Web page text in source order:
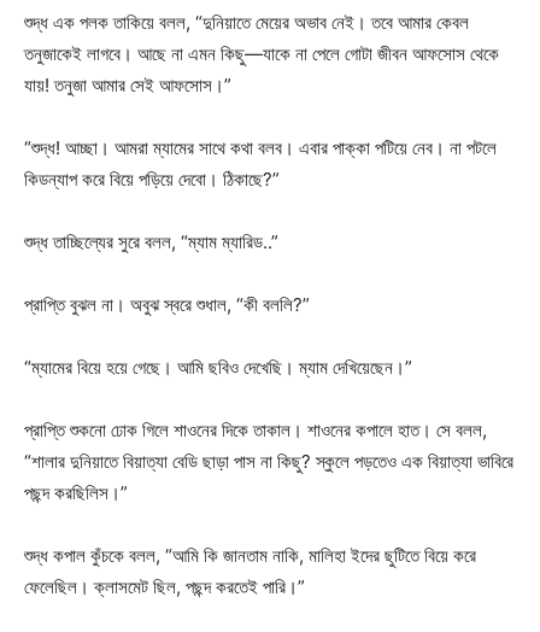
শুদ্ধ এক পলক তাকিয়ে বলল, “দুনিয়াতে মেয়ের অভাব নেই। তবে আমার কেবল
তনুজাকেই লাগবে। আছে না এমন কিছু—যাকে না পেলে গোটা জীবন আফসোস থেকে
যায়! তনুজা আমার সেই আফসোস।”
“শুদ্ধ! আচ্ছা। আমরা ম্যামের সাথে কথা বলব। এবার পাক্কা পটিয়ে নেব। না পটলে
কিডন্যাপ করে বিয়ে পড়িয়ে দেবো। ঠিকাছে?”
শুদ্ধ তাচ্ছিল্যের সুরে বলল, “ম্যাম ম্যারিড..”
প্রাপ্তি বুঝল না। অবুঝ স্বরে শুধাল, “কী বললি?”
“ম্যামের বিয়ে হয়ে গেছে। আমি ছবিও দেখেছি। ম্যাম দেখিয়েছেন।”
প্রাপ্তি শুকনো ঢোক গিলে শাওনের দিকে তাকাল। শাওনের কপালে হাত। সে বলল,
“শালার দুনিয়াতে বিয়াত্যা বেডি ছাড়া পাস না কিছু? স্কুলে পড়তেও এক বিয়াত্যা ভাবিরে
পছন্দ করছিলিস।”
শুদ্ধ কপাল কুঁচকে বলল, “আমি কি জানতাম নাকি, মালিহা ইদের ছুটিতে বিয়ে করে
ফেলেছিল। ক্লাসমেট ছিল, পছন্দ করতেই পারি।”